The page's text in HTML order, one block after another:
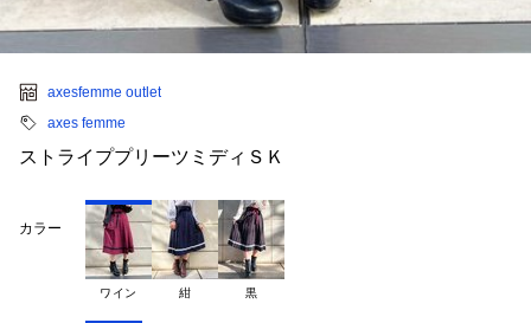
axesfemme outlet
axes femme
ストライププリーツミディＳＫ
カラー
ワイン 紺 黒